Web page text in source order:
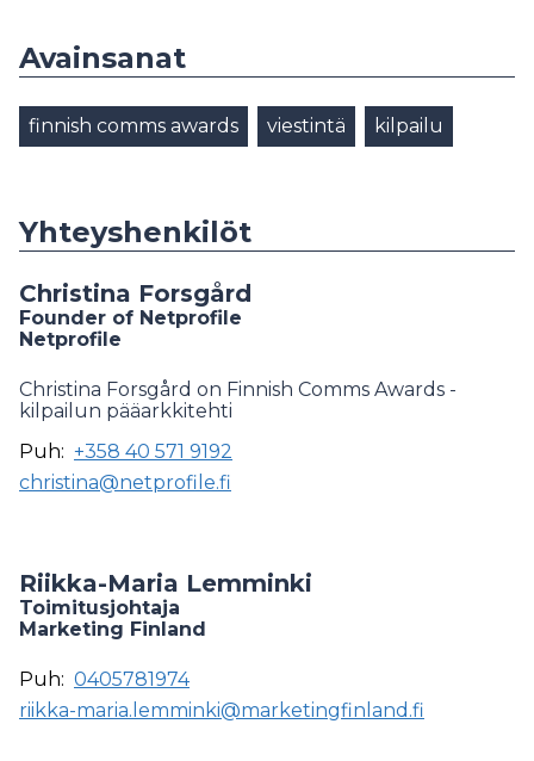
Avainsanat
finnish comms awards viestintä kilpailu
Yhteyshenkilöt
Christina Forsgård
Founder of Netprofile
Netprofile
Christina Forsgård on Finnish Comms Awards -
kilpailun pääarkkitehti
Puh: +358 40 571 9192
christina@netprofile.fi
Riikka-Maria Lemminki
Toimitusjohtaja
Marketing Finland
Puh: 0405781974
riikka-maria.lemminki@marketingfinland.fi